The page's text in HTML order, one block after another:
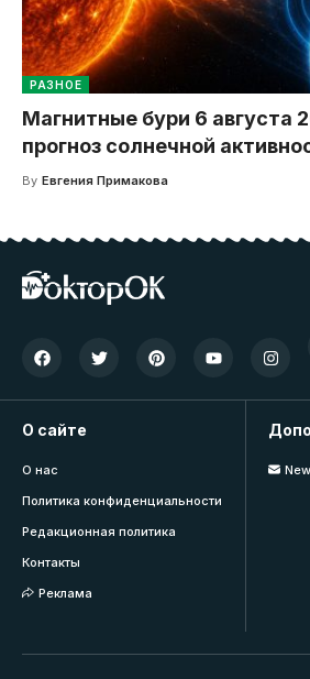
РАЗНОЕ
Магнитные бури 6 августа
прогноз солнечной
By Евгения Примакова
О сайте
О нас
Политика конфиденциальности
Редакционная политика
Контакты
Реклама